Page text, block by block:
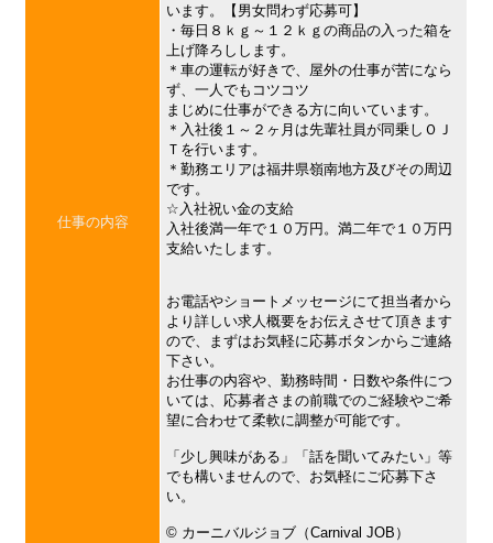
仕事の内容
います。【男女問わず応募可】
・毎日８ｋｇ～１２ｋｇの商品の入った箱を
上げ降ろしします。
＊車の運転が好きで、屋外の仕事が苦になら
ず、一人でもコツコツ
まじめに仕事ができる方に向いています。
＊入社後１～２ヶ月は先輩社員が同乗しＯＪ
Ｔを行います。
＊勤務エリアは福井県嶺南地方及びその周辺
です。
☆入社祝い金の支給
入社後満一年で１０万円。満二年で１０万円
支給いたします。
お電話やショートメッセージにて担当者から
より詳しい求人概要をお伝えさせて頂きます
ので、まずはお気軽に応募ボタンからご連絡
下さい。
お仕事の内容や、勤務時間・日数や条件につ
いては、応募者さまの前職でのご経験やご希
望に合わせて柔軟に調整が可能です。
「少し興味がある」「話を聞いてみたい」等
でも構いませんので、お気軽にご応募下さ
い。
©︎ カーニバルジョブ（Carnival JOB）